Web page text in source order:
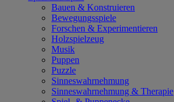
Bauen & Konstruieren
Bewegungsspiele
Forschen & Experimentieren
Holzspielzeug
Musik
Puppen
Puzzle
Sinneswahrnehmung
Sinneswahrnehmung & Therapie